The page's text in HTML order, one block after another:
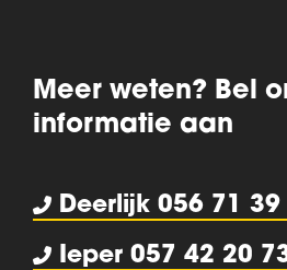
Meer weten? Bel
informatie aan
Deerlijk 056 71 39
Ieper 057 42 20